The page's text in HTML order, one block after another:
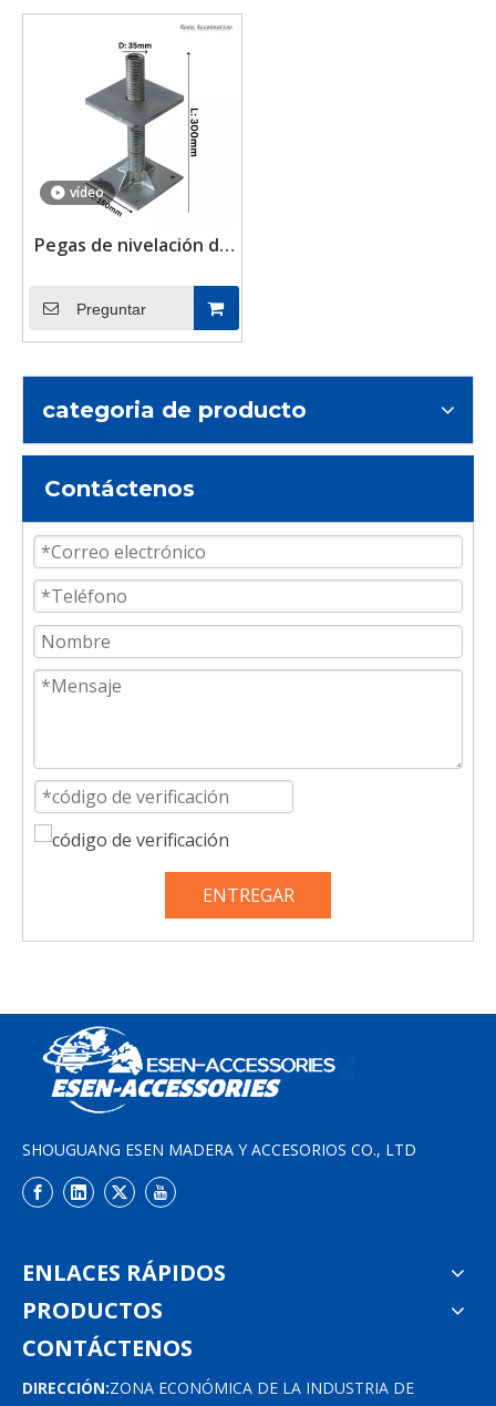
vídeo
Pegas de nivelación de
servicio pesado para
contenedor de envío
Preguntar
categoria de producto
Contáctenos
ENTREGAR
SHOUGUANG ESEN MADERA Y ACCESORIOS CO., LTD
ENLACES RÁPIDOS
PRODUCTOS
CONTÁCTENOS
DIRECCIÓN:ZONA ECONÓMICA DE LA INDUSTRIA DE